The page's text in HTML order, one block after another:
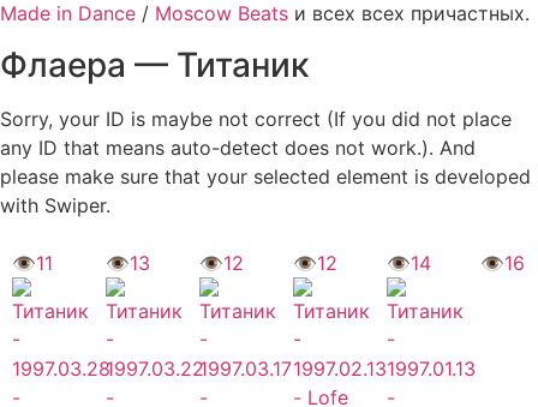
Made in Dance / Moscow Beats и всех всех причастных.
Флаера — Титаник
Sorry, your ID is maybe not correct (If you did not place
any ID that means auto-detect does not work.). And
please make sure that your selected element is developed
with Swiper.
👁11 👁13 👁12 👁12 👁14 👁16